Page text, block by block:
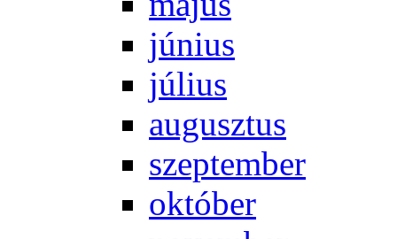
jú­ni­us
jú­li­us
au­gusz­tus
szep­tem­ber
ok­tó­ber